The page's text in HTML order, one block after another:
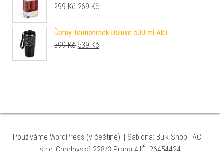
299Kč Původní cena byla: 299 Kč.
269 Kč
Černý termohrnek Deluxe 500 ml Albi
599Kč Původní cena byla: 599 Kč.
539 Kč
Používáme WordPress (v češtině). Šablona: Bulk Shop
| ACIT